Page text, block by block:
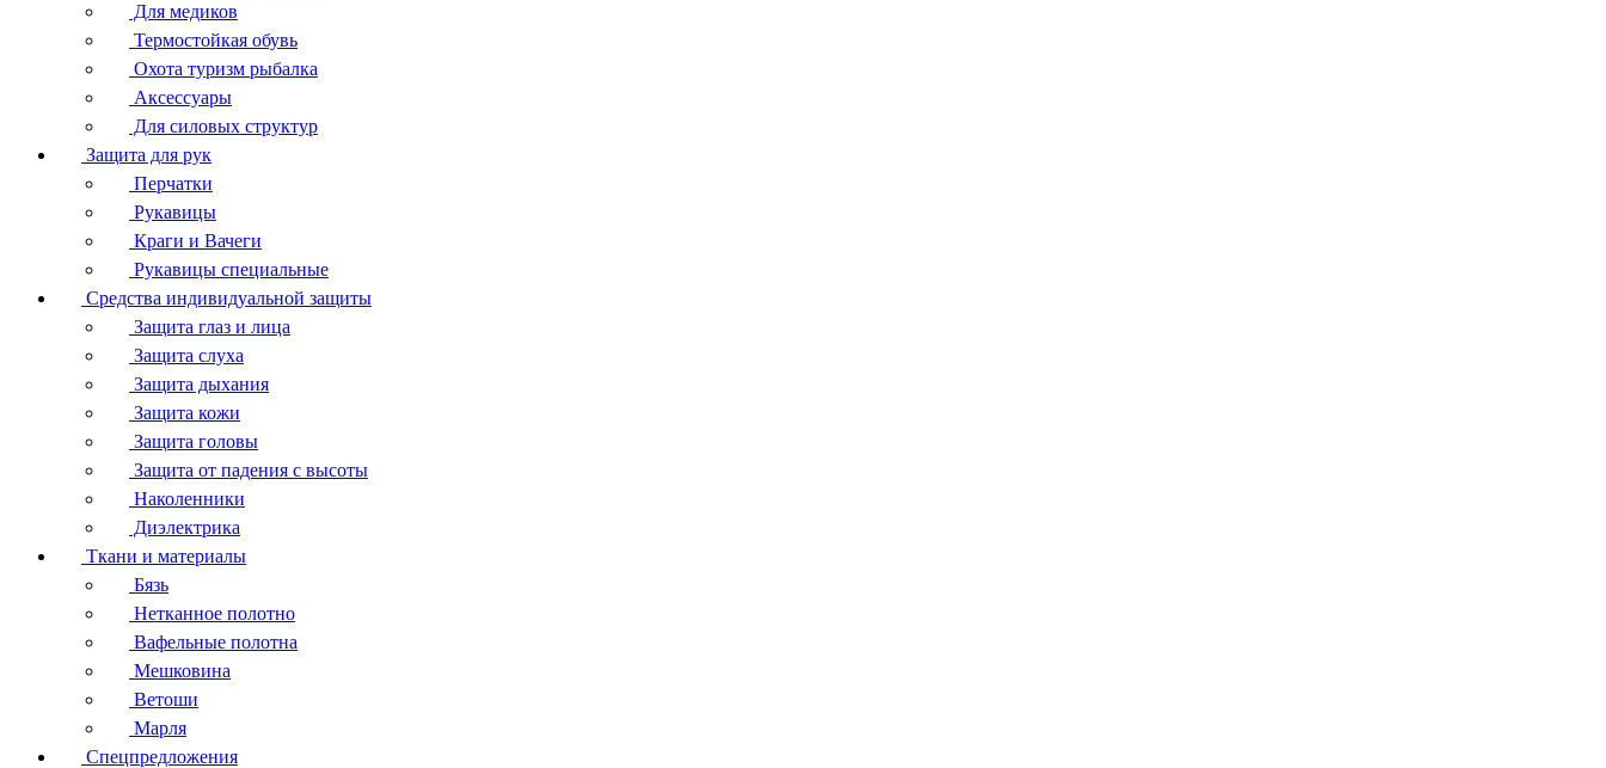
Для медиков
Термостойкая обувь
Охота туризм рыбалка
Аксессуары
Для силовых структур
Защита для рук
Перчатки
Рукавицы
Краги и Вачеги
Рукавицы специальные
Средства индивидуальной защиты
Защита глаз и лица
Защита слуха
Защита дыхания
Защита кожи
Защита головы
Защита от падения с высоты
Наколенники
Диэлектрика
Ткани и материалы
Бязь
Нетканное полотно
Вафельные полотна
Мешковина
Ветоши
Марля
Спецпредложения